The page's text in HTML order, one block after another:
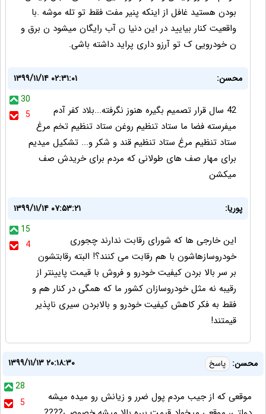
بودن هستید غافل از اینکه پنیر مفت فقط تو تله موشه .با
واقعیت کنار بیایید در این دنیا ن آب رایگان میشود ن برق و
ن خودرویی ک تو آرزو داری پراید داشته باشی.
محسن:
۱۳۹۹/۱۱/۱۴ ۰۲:۳۱:۰۱
30
5
42 سال قرار تصمیم بگیره هنوز نگرفته...بلاد کفر آدم
میفرسته فضا ما ستاد تنظیم روغن ستاد تنظیم تخم مرغ
ستاد تنظیم مرغ ستاد تنظیم قند و شکر و... تشکیل میدیم
برای مهار صف های طولانی که مردم برای خریدش صف
میکشن
پوریا:
۱۳۹۹/۱۱/۱۴ ۰۷:۵۳:۲۱
15
4
این خارجی ها که شورای رقابت ندارند چجوری
خودروسازهاشون با هم رقابت می کنند؟! البته رقابتشون
بر سر بالا بردن کیفیت خودرو و فروش با قیمت پایینتر از
رقیبه نه مثل خودروسازان کشور ما که همگی در کنار هم و
فقط به فکر کاهش کیفیت خودرو و بالابردن سیری ناپذیر
قیمتند!
محسن: پاسخ
۱۳۹۹/۱۱/۱۳ ۲۰:۱۸:۳۰
28
5
موقعی که از جیب مردم پول ضرر و زیانش رو میده میشه